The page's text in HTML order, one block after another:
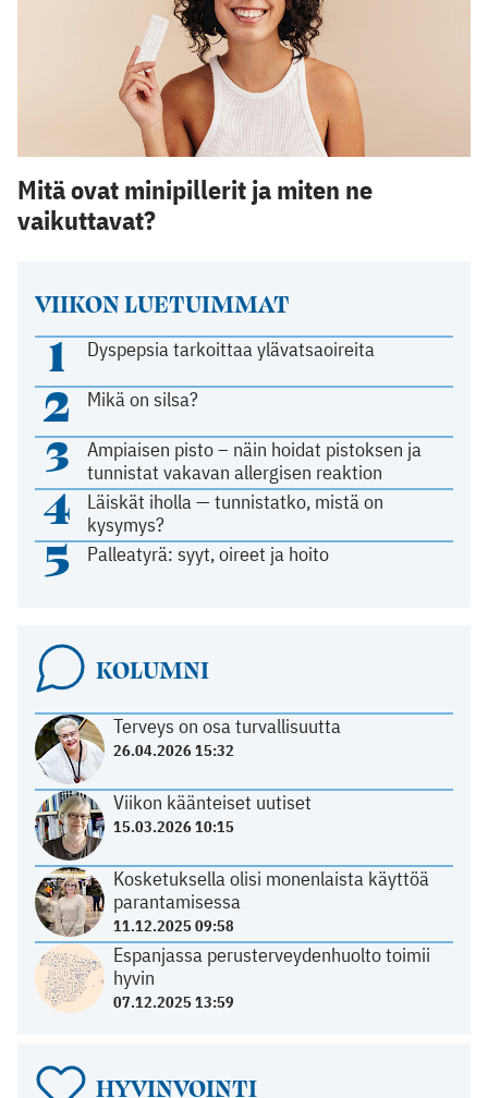
VIIKON LUETUIMMAT
1 Dyspepsia tarkoittaa ylävatsaoireita
2 Mikä on silsa?
3
Ampiaisen pisto – näin hoidat pistoksen ja
tunnistat vakavan allergisen reaktion
4
Läiskät iholla — tunnistatko, mistä on
kysymys?
5 Palleatyrä: syyt, oireet ja hoito
KOLUMNI
Terveys on osa turvallisuutta
26.04.2026 15:32
Viikon käänteiset uutiset
15.03.2026 10:15
Kosketuksella olisi monenlaista käyttöä
parantamisessa
11.12.2025 09:58
Espanjassa perusterveydenhuolto toimii
hyvin
07.12.2025 13:59
HYVINVOINTI
Mitä ovat minipillerit ja miten ne
vaikuttavat?